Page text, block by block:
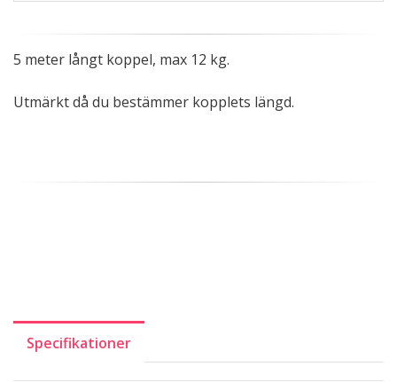
5 meter långt koppel, max 12 kg.
Utmärkt då du bestämmer kopplets längd.
Specifikationer